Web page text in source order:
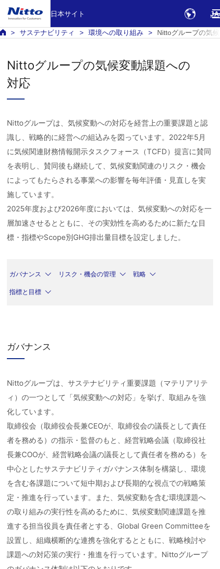
日本サイト JA
サステナビリティ 環境への取り組み Nittoグループの気
Nittoグループの気候変動課題への
対応
Nittoグループは、気候変動への対応を経営上の重要課題と認
識し、戦略的に経営への組込みを図っています。2022年5月
に気候関連財務情報開示タスクフォース（TCFD）提言に賛同
を表明し、賛同後も継続して、気候変動関連のリスク・機会
によってもたらされる事業への影響を毎年評価・見直しを実
施しています。
2025年度および2026年度においては、気候変動への対応を一
層加速させるとともに、その実効性を高めるために新たな目
標・指標やScope別GHG排出量目標を設定しました。
ガバナンス リスク・機会の管理 戦略
指標と目標
ガバナンス
Nittoグループは、サステナビリティ重要課題（マテリアリテ
ィ）の一つとして「気候変動への対応」を挙げ、取組みを強
化しています。
取締役会（取締役会長兼CEOが、取締役会の議長として責任
者を務める）の指示・監督のもと、経営戦略会議（取締役社
長兼COOが、経営戦略会議の議長として責任者を務める）を
中心としたサステナビリティガバナンス体制を構築し、環境
を含む各課題について短中期および長期的な視点での戦略策
定・推進を行っています。また、気候変動を含む環境課題へ
の取り組みの実行性を高めるために、気候変動関連課題を推
進する担当役員を責任者とする、Global Green Committeeを
設置し、組織横断的な連携を強化するとともに、戦略検討や
課題への対応策の実行・推進を行っています。Nittoグループ